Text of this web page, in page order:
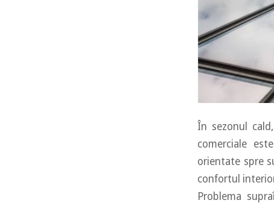
În sezonul
comerciale este
orientate spre
confortul
Problema